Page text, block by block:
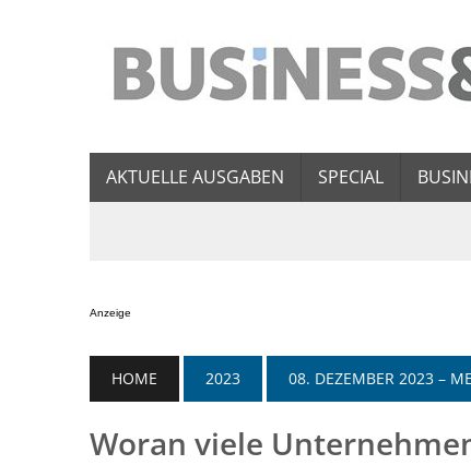
AKTUELLE AUSGABEN SPECIAL
Anzeige
HOME 2023 08. DEZEMBER 2023 –
Woran viele